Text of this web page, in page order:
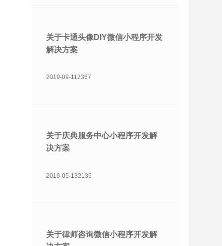
关于卡通头像DIY微信小程序开发
解决方案
2019-09-112367
关于庆典服务中心小程序开发解
决方案
2019-05-132135
关于律师咨询微信小程序开发解